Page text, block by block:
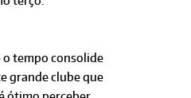
o tempo consolide
grande clube que